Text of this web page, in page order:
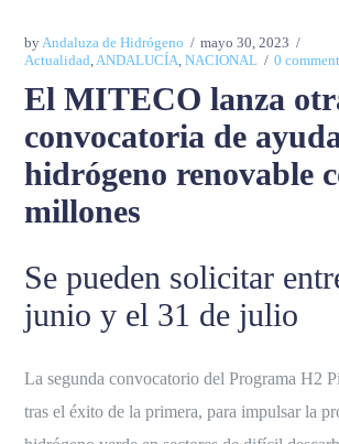
byAndaluza de Hidrógeno
mayo 30, 2023
Actualidad,ANDALUCÍA,NACIONAL 0
El MITECO lanza
convocatoria de
hidrógeno renovable
millones
Se pueden solicitar
junio y el 31 de julio
La segunda convocatorio del Programa H2
tras el éxito de la primera, para impulsar la